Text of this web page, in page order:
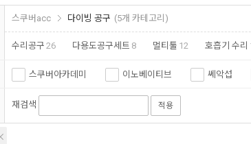
스쿠버acc 다이빙 공구 (5개 카테고리)
수리공구 26 다용도공구세트 8 멀티툴 12 호흡기 수리
스쿠버아카데미 이노베이티브 쎄악섭
재검색 적용